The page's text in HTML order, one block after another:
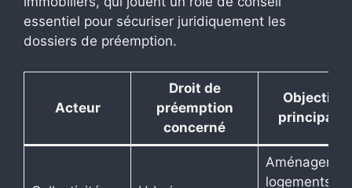
essentiel pour sécuriser juridiquement les
dossiers de préemption.
Acteur
Droit de
préemption
concerné
Objectifs
principaux
logements